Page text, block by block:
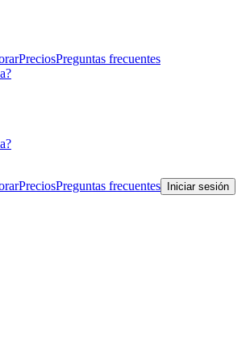
PreciosPreguntas frecuentes
PreciosPreguntas frecuentes Iniciar sesión